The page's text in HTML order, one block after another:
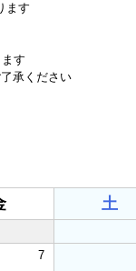
ます
す
承ください
土
7